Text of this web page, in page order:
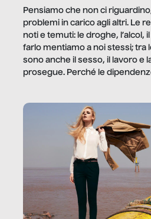
Pensiamo che non ci
problemi in carico agli altri. Le
noti e temuti: le droghe, l’alcol,
farlo mentiamo a noi stessi; tra
sono anche il sesso, il lavoro e
prosegue. Perché le
trae un guadagno. In questo
quale e come.